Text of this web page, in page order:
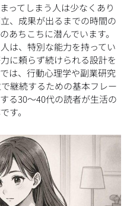
ってしまう人は少なくあり
、成果が出るまでの時間の
あちこちに潜んでいます。
は、特別な能力を持ってい
に頼らず続けられる設計を
は、行動心理学や副業研究
継続するための基本フレー
る30〜40代の読者が生活の
す。